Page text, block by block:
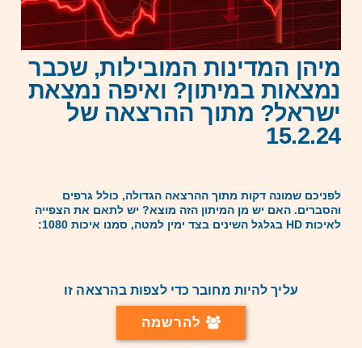
מיהן המדינות המובילות, שכבר
נמצאות במיתון? ואיפה נמצאת
ישראל? מתוך ההרצאה של
15.2.24
לפניכם שמונה דקות מתוך ההרצאה הגדולה, כולל גרפים
והסברים. האם יש מן המיתון הזה מוצא? יש לתאם את הצפייה
לאיכות HD בגלגל השינים בצד ימין למטה, סמנו איכות 1080:
עליך להיות מחובר כדי לצפות בהרצאה זו
להרשמה